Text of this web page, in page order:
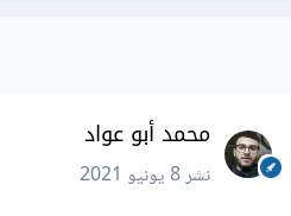
محمد أبو عواد
نشر8 يونيو 2021